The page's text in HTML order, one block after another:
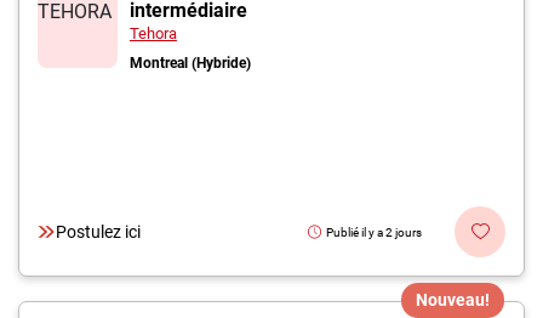
intermédiaire
Tehora
Montreal (Hybride)
Postulez ici Publié il y a 2 jours
Nouveau!